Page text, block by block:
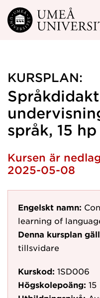
Hoppa direkt till
KURSPLAN:
språk, 15 hp
Kursen är
2025-05-08
Engelskt namn:
learning of
Denna kursplan
tillsvidare
Kurskod: 1SD006
Högskolepoäng: 15